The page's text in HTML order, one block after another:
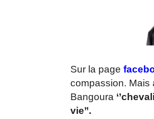
Sur la page
compassion. Mais
Bangoura
vie’’.